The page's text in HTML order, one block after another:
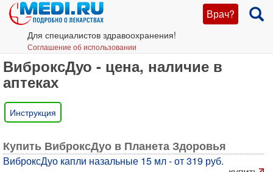
Врач?
Для специалистов здравоохранения!
Соглашение об использовании
ВиброксДуо - цена, наличие в
аптеках
Инструкция
Купить ВиброксДуо в Планета Здоровья
ВиброксДуо капли назальные 15 мл - от 319 руб.